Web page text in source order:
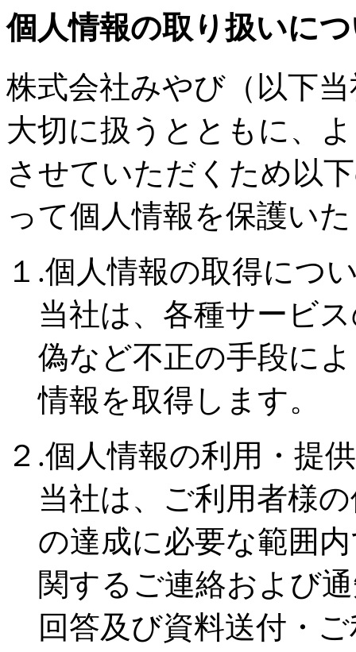
個人情報の取り扱いに
株式会社みやび（以下
大切に扱うとともに、
させていただくため以
って個人情報を保護い
１.個人情報の取得につ
当社は、各種サービ
偽など不正の手段に
情報を取得します。
２.個人情報の利用・提
当社は、ご利用者様
の達成に必要な範囲
関するご連絡および
回答及び資料送付 ・